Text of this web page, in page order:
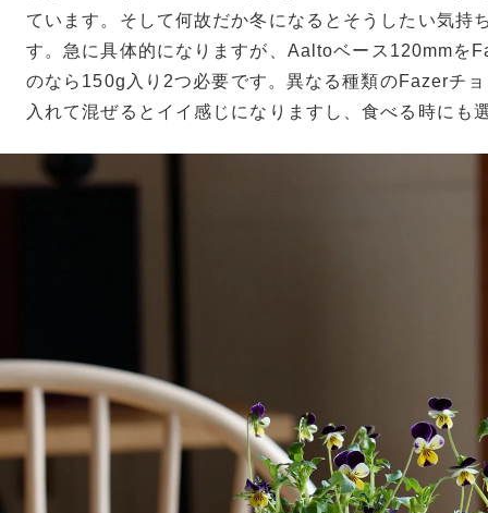
ています。そして何故だか冬になるとそうしたい気持
す。急に具体的になりますが、Aaltoベース120mmを
のなら150g入り2つ必要です。異なる種類のFazerチ
入れて混ぜるとイイ感じになりますし、食べる時にも